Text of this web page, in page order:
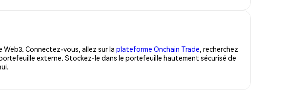
Connectez-vous, allez sur la plateforme Onchain Trade, recherchez
externe. Stockez-le dans le portefeuille hautement sécurisé de